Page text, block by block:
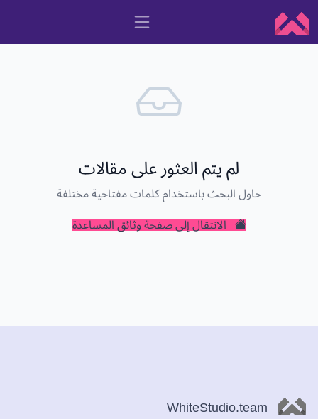
لم يتم العثور على مقالات
حاول البحث باستخدام كلمات مفتاحية مختلفة
الانتقال إلى صفحة وثائق المساعدة
WhiteStudio.team